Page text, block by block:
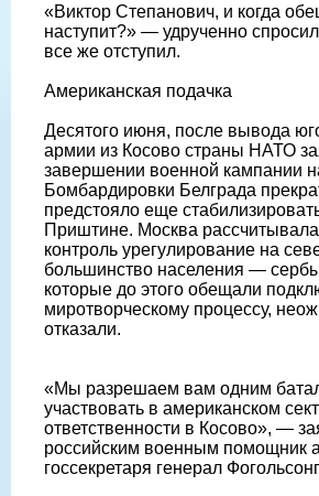
«Виктор Степанович, и когда
наступит?» — удрученно
все же отступил.
Американская подачка
Десятого июня, после вывода
армии из Косово страны НАТО
завершении военной кампании
Бомбардировки Белграда
предстояло еще
Приштине. Москва рассчитывала
контроль урегулирование на
большинство населения —
которые до этого обещали
миротворческому процессу,
отказали.
«Мы разрешаем вам одним
участвовать в американском
ответственности в Косово», —
российским военным помощник
госсекретаря генерал